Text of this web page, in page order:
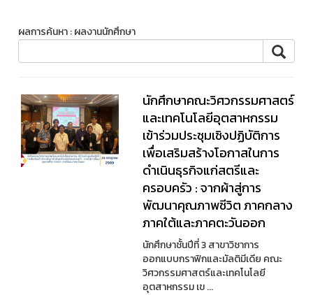
ผลการค้นหา : ผลงานนักศึกษา
นักศึกษาคณะวิศวกรรมศาสตร์
และเทคโนโลยีอุตสาหกรรม
เข้าร่วมประชุมเชิงปฏิบัติการ
เพื่อเสริมสร้างโอกาสในการ
ดำเนินธุรกิจแก่สตรีและ
ครอบครัว : จากผ้าสู่การ
พัฒนาคุณภาพชีวิต ภาคกลาง
ภาคใต้และภาคตะวันออก
นักศึกษาชั้นปีที่ 3 สาขาวิชาการ
ออกแบบกราฟิกและมัลติมีเดีย คณะ
วิศวกรรมศาสตร์และเทคโนโลยี
อุตสาหกรรม เข ...